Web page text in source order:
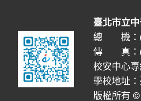
臺北市立
總 機：
傳 真：
校安中心
學校地址
版權所有